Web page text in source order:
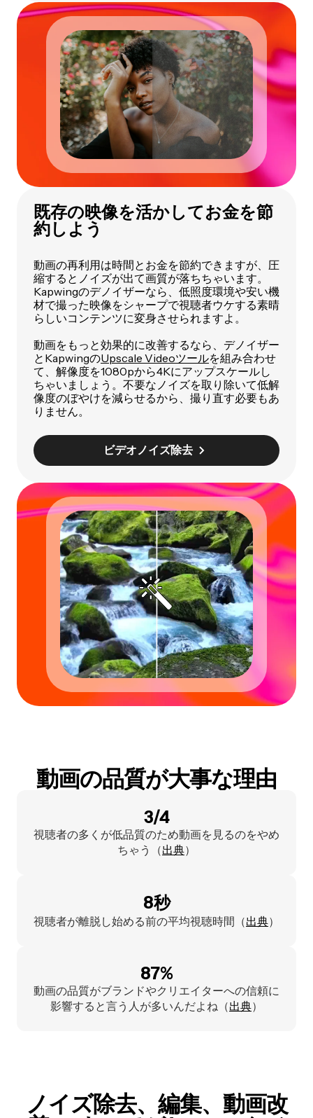
既存の映像を活かしてお金を節
約しよう
動画の再利用は時間とお金を節約できますが、圧
縮するとノイズが出て画質が落ちちゃいます。
Kapwingのデノイザーなら、低照度環境や安い機
材で撮った映像をシャープで視聴者ウケする素晴
らしいコンテンツに変身させられますよ。
動画をもっと効果的に改善するなら、デノイザー
とKapwingのUpscale Videoツールを組み合わせ
て、解像度を1080pから4Kにアップスケールし
ちゃいましょう。不要なノイズを取り除いて低解
像度のぼやけを減らせるから、撮り直す必要もあ
りません。
ビデオノイズ除去
動画の品質が大事な理由
3/4
視聴者の多くが低品質のため動画を見るのをやめ
ちゃう（出典）
8秒
視聴者が離脱し始める前の平均視聴時間（出典）
87%
動画の品質がブランドやクリエイターへの信頼に
影響すると言う人が多いんだよね（出典）
ノイズ除去、編集、動画改